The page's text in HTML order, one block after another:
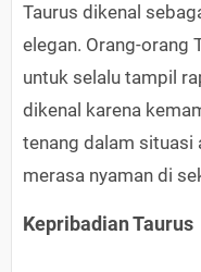
Taurus dikenal
elegan. Orang-orang
untuk selalu tampil
dikenal karena
tenang dalam situasi
merasa nyaman di
Kepribadian Taurus